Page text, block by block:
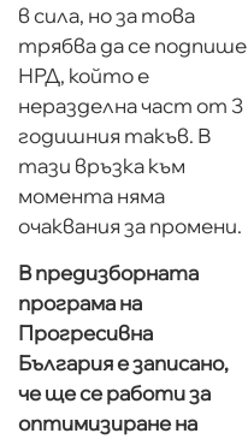
в сила, но за това
трябва да се подпише
НРД, който е
неразделна част от 3
годишния такъв. В
тази връзка към
момента няма
очаквания за промени.
В предизборната
програма на
Прогресивна
България е записано,
че ще се работи за
оптимизиране на